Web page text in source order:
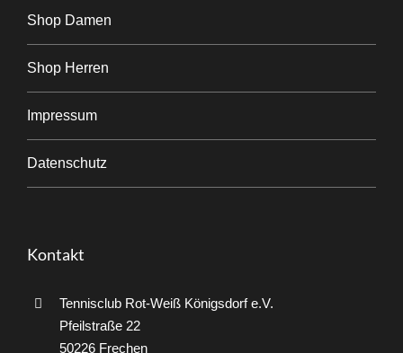
Shop Damen
Shop Herren
Impressum
Datenschutz
Kontakt
Tennisclub Rot-Weiß Königsdorf e.V.
Pfeilstraße 22
50226 Frechen